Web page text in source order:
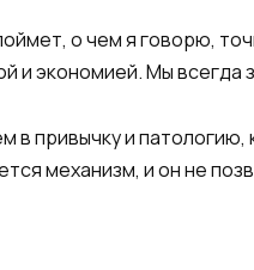
о чем я говорю,
и экономией. Мы всегда
привычку и
механизм, и он не